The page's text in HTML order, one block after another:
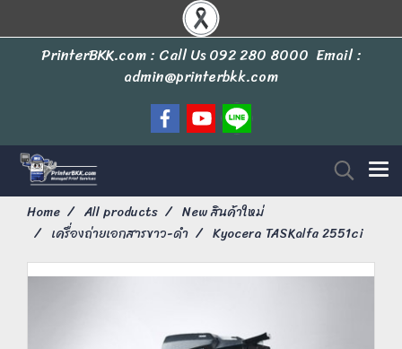
PrinterBKK.com : Call Us092 280 8000 Email :
admin@printerbkk.com
Home All products
New สินค้าใหม่
เครื่องถ่ายเอกสารขาว-ดำ
Kyocera TASKalfa 2551ci